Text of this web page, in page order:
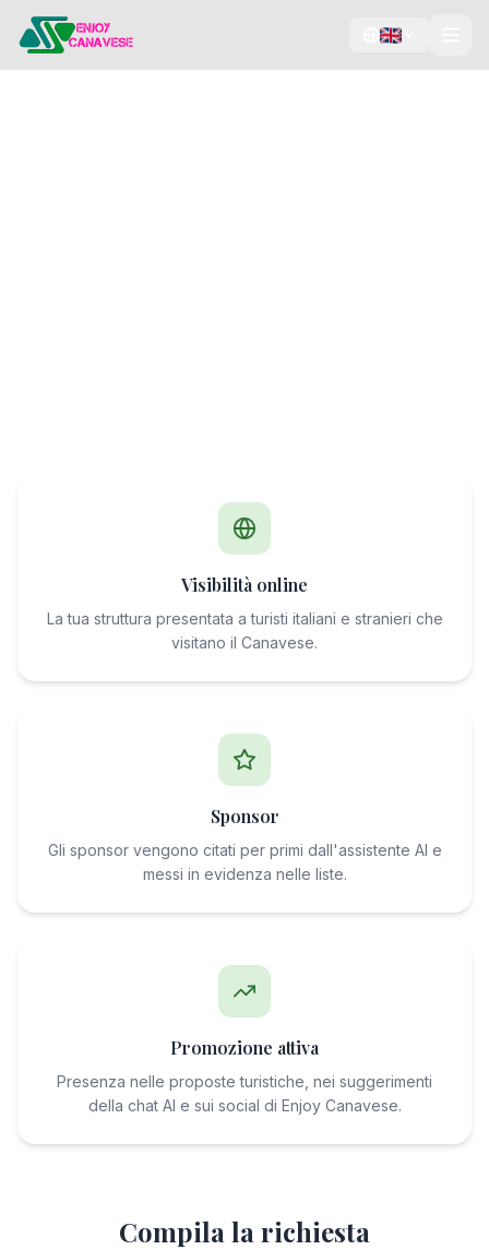
Visibilità online
La tua struttura presentata a turisti italiani e stranieri che
visitano il Canavese.
Sponsor
Gli sponsor vengono citati per primi dall'assistente AI e
messi in evidenza nelle liste.
Promozione attiva
Presenza nelle proposte turistiche, nei suggerimenti
della chat AI e sui social di Enjoy Canavese.
Compila la richiesta